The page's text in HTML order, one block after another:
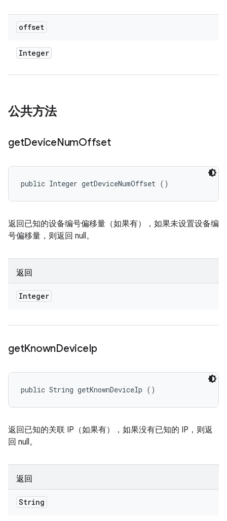
offset
Integer
公共方法
getDeviceNumOffset
public Integer getDeviceNumOffset ()
返回已知的设备编号偏移量（如果有），如果未设置设备编
号偏移量，则返回 null。
返回
Integer
getKnownDeviceIp
public String getKnownDeviceIp ()
返回已知的关联 IP（如果有），如果没有已知的 IP，则返
回 null。
返回
String